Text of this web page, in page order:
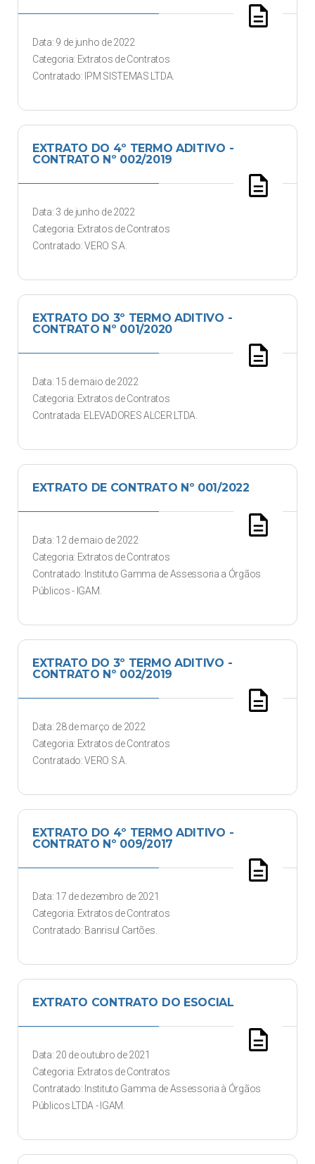
description
Data: 9 de junho de 2022
Categoria: Extratos de Contratos
Contratado: IPM SISTEMAS LTDA.
description
EXTRATO DO 4º TERMO ADITIVO -
CONTRATO Nº 002/2019
Data: 3 de junho de 2022
Categoria: Extratos de Contratos
Contratado: VERO S.A.
description
EXTRATO DO 3º TERMO ADITIVO -
CONTRATO Nº 001/2020
Data: 15 de maio de 2022
Categoria: Extratos de Contratos
Contratada: ELEVADORES ALCER LTDA.
description
EXTRATO DE CONTRATO Nº 001/2022
Data: 12 de maio de 2022
Categoria: Extratos de Contratos
Contratado: Instituto Gamma de Assessoria a Órgãos
Públicos - IGAM.
description
EXTRATO DO 3º TERMO ADITIVO -
CONTRATO Nº 002/2019
Data: 28 de março de 2022
Categoria: Extratos de Contratos
Contratado: VERO S.A.
description
EXTRATO DO 4º TERMO ADITIVO -
CONTRATO Nº 009/2017
Data: 17 de dezembro de 2021
Categoria: Extratos de Contratos
Contratado: Banrisul Cartões.
description
EXTRATO CONTRATO DO ESOCIAL
Data: 20 de outubro de 2021
Categoria: Extratos de Contratos
Contratado: Instituto Gamma de Assessoria à Órgãos
Públicos LTDA - IGAM.